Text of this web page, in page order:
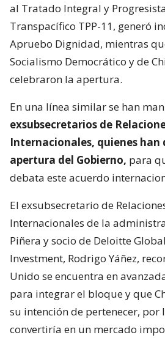
al Tratado Integral y
Transpacífico TPP-11, generó
Apruebo Dignidad, mientras
Socialismo Democrático y de
celebraron la apertura.
En una línea similar se han
exsubsecretarios de
Internacionales, quienes han
apertura del Gobierno, para
debata este acuerdo
El exsubsecretario de
Internacionales de la
Piñera y socio de Deloitte
Investment, Rodrigo Yáñez,
Unido se encuentra en
para integrar el bloque y que
su intención de pertenecer, por
convertiría en un mercado